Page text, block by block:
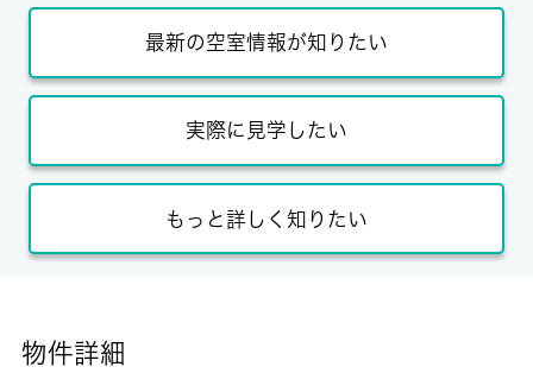
最新の空室情報が知りたい
実際に見学したい
もっと詳しく知りたい
物件詳細